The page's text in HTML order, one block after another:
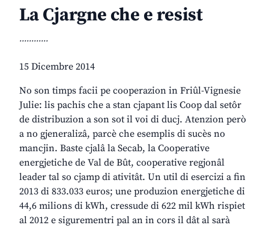
La Cjargne che e resist
............
15 Dicembre 2014
No son timps facii pe cooperazion in Friûl-Vignesie
Julie: lis pachis che a stan cjapant lis Coop dal setôr
de distribuzion a son sot il voi di ducj. Atenzion però
a no gjeneralizâ, parcè che esemplis di sucès no
mancjin. Baste cjalâ la Secab, la Cooperative
energjetiche de Val de Bût, cooperative regjonâl
leader tal so cjamp di ativitât. Un util di esercizi a fin
2013 di 833.033 euros; une produzion energjetiche di
44,6 milions di kWh, cressude di 622 mil kWh rispiet
al 2012 e sigurementri pal an in cors il dât al sarà